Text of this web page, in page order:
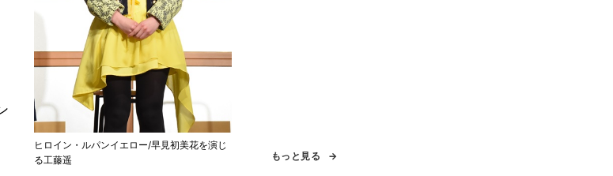
ヒロイン・ルパンイエロー/早見初美花を演じ
る工藤遥
もっと見る